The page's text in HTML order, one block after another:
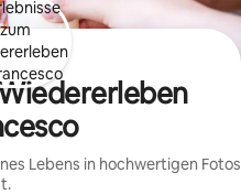
Lebens in hochwertigen Fotos